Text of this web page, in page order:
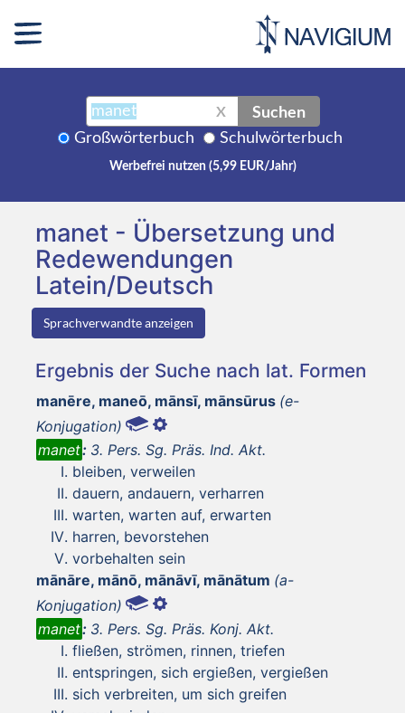
X Suchen
Großwörterbuch Schulwörterbuch
Werbefrei nutzen (5,99 EUR/Jahr)
manet - Übersetzung und
Redewendungen
Latein/Deutsch
Sprachverwandte anzeigen
Ergebnis der Suche nach lat. Formen
manēre, maneō, mānsī, mānsūrus (e-
Konjugation)
manet: 3. Pers. Sg. Präs. Ind. Akt.
bleiben, verweilen
dauern, andauern, verharren
warten, warten auf, erwarten
harren, bevorstehen
vorbehalten sein
mānāre, mānō, mānāvī, mānātum (a-
Konjugation)
manet: 3. Pers. Sg. Präs. Konj. Akt.
fließen, strömen, rinnen, triefen
entspringen, sich ergießen, vergießen
sich verbreiten, um sich greifen